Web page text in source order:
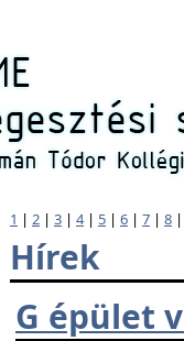
1 | 2 | 3 | 4| 5 | 6 | 7 | 8
Hírek
G épület